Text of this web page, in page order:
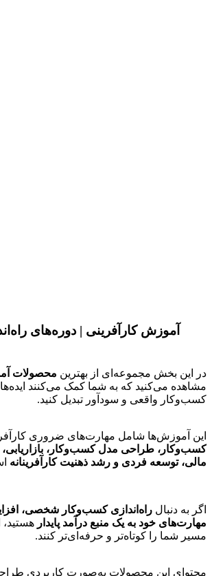
آموزش کارآفرینی | دوره‌های
در این بخش مجموعه‌ای از بهترین محصولات
مشاهده می‌کنید که به شما کمک می‌کنند
کسب‌وکار واقعی و سودآور تبدیل کنید.
این آموزش‌ها شامل مهارت‌های ضروری
کسب‌وکار، طراحی مدل کسب‌وکار،
مالی، توسعه فردی و رشد ذهنیت کارآفرینانه
اگر به دنبال راه‌اندازی کسب‌وکار شخصی،
مهارت‌های خود به یک منبع درآمد پایدار هستید،
مسیر شما را کوتاه‌تر و حرفه‌ای‌تر کنند.
محتوای این محصولات به‌صورت کاربردی